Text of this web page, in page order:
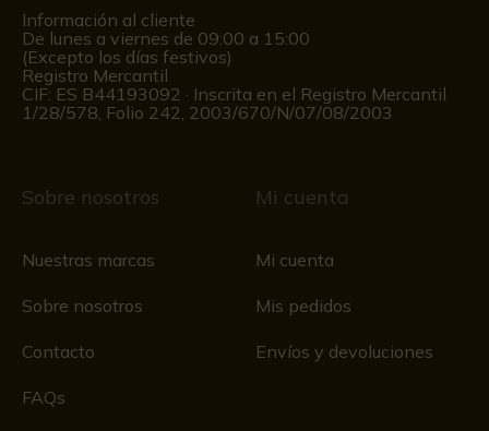
Información al cliente
De lunes a viernes de 09:00 a 15:00
(Excepto los días festivos)
Registro Mercantil
CIF: ES B44193092 · Inscrita en el Registro Mercantil
1/28/578, Folio 242, 2003/670/N/07/08/2003
Sobre nosotros
Nuestras marcas
Sobre nosotros
Contacto
FAQs
Mi cuenta
Mi cuenta
Mis pedidos
Envíos y devoluciones